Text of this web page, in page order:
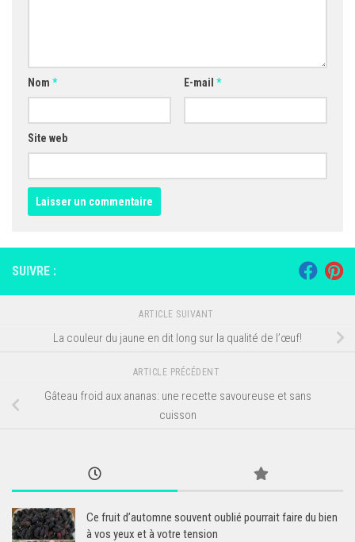
Nom * E-mail *
Site web
SUIVRE :
ARTICLE SUIVANT
La couleur du jaune en dit long sur la qualité de l’œuf!
ARTICLE PRÉCÉDENT
Gâteau froid aux ananas: une recette savoureuse et sans
cuisson
Ce fruit d’automne souvent oublié pourrait faire du bien
à vos yeux et à votre tension